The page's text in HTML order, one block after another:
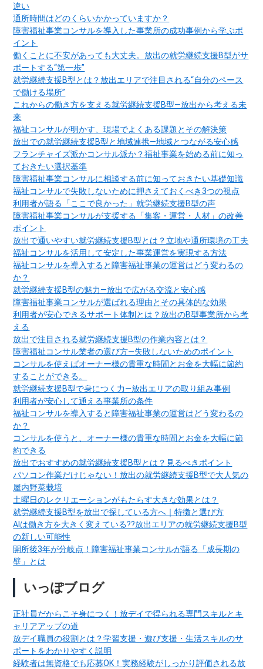
違い
通所時間はどのくらいかかっていますか？
障害福祉事業コンサルを導入した事業所の成功事例から学ぶポ
イント
働くことに不安があっても大丈夫。放出の就労継続支援B型がサ
ポートする“第一歩”
就労継続支援B型とは？放出エリアで注目される“自分のペース
で働ける場所”
これからの働き方を支える就労継続支援B型―放出から考える未
来
福祉コンサルが明かす、現場でよくある課題とその解決策
放出での就労継続支援B型と地域連携―地域とつながる安心感
フランチャイズ派かコンサル派か？福祉事業を始める前に知っ
ておきたい選択基準
障害福祉事業コンサルに相談する前に知っておきたい基礎知識
福祉コンサルで失敗しないために押さえておくべき3つの視点
利用者が語る「ここで良かった」就労継続支援B型の声
障害福祉事業コンサルが支援する「集客・運営・人材」の改善
ポイント
放出で通いやすい就労継続支援B型とは？立地や通所環境の工夫
福祉コンサルを活用して安定した事業運営を実現する方法
福祉コンサルを導入すると障害福祉事業の運営はどう変わるの
か？
就労継続支援B型の魅力―放出で広がる交流と安心感
障害福祉事業コンサルが選ばれる理由とその具体的な効果
利用者が安心できるサポート体制とは？放出のB型事業所から考
える
放出で注目される就労継続支援B型の作業内容とは？
障害福祉コンサル業者の選び方―失敗しないためのポイント
コンサルを使えばオーナー様の貴重な時間とお金を大幅に節約
することができる。
就労継続支援B型で身につく力―放出エリアの取り組み事例
利用者が安心して通える事業所の条件
福祉コンサルを導入すると障害福祉事業の運営はどう変わるの
か？
コンサルを使うと、オーナー様の貴重な時間とお金を大幅に節
約できる
放出でおすすめの就労継続支援B型とは？見るべきポイント
パソコン作業だけじゃない！放出の就労継続支援B型で大人気の
屋内野菜栽培
土曜日のレクリエーションがもたらす大きな効果とは？
就労継続支援B型を放出で探している方へ｜特徴と選び方
AIは働き方を大きく変えている??放出エリアの就労継続支援B型
の新しい可能性
開所後3年が分岐点！障害福祉事業コンサルが語る「成長期の
壁」とは
いっぽブログ
正社員だからこそ身につく！放デイで得られる専門スキルとキ
ャリアアップの道
放デイ職員の役割とは？学習支援・遊び支援・生活スキルのサ
ポートをわかりやすく説明
経験者は無資格でも応募OK！実務経験がしっかり評価される放